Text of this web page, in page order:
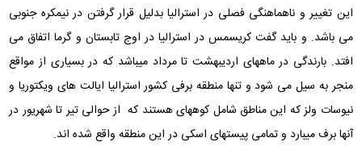
این تغییر و ناهماهنگی فصلی در استرالیا بدلیل قرار گرفتن در نیمکره جنوبی
می باشد. و باید گفت کریسمس در استرالیا در اوج تابستان و گرما اتفاق می
افتد. بارندگی در ماههای اردیبهشت تا مرداد میباشد که در بسیاری از مواقع
منجر به سیل می شود و تنها منطقه برفی کشور استرالیا ایالت های ویکتوریا و
نیوسات ولز که این مناطق شامل کوههای هستند که از حوالی تیر تا شهریور در
آنها برف میبارد و تمامی پیستهای اسکی در این منطقه واقع شده اند.